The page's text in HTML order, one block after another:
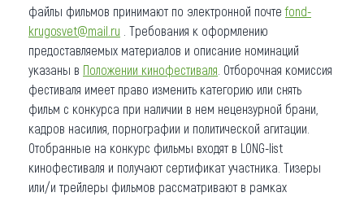
файлы фильмов принимают по электронной почтеfond-
krugosvet@mail.ru . Требования к оформлению
предоставляемых материалов и описание номинаций
указаны в Положении кинофестиваля . Отборочная комиссия
фестиваля имеет право изменить категорию или снять
фильм с конкурса при наличии в нем нецензурной брани,
кадров насилия, порнографии и политической агитации.
Отобранные на конкурс фильмы входят в LONG-list
кинофестиваля и получают сертификат участника. Тизеры
или/и трейлеры фильмов рассматривают в рамках